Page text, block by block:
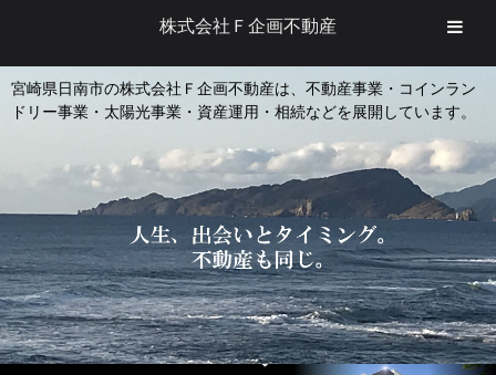
宮崎県日南市の株式会社Ｆ企画不動産は、不動産事業・コインラン
ドリー事業・太陽光事業・資産運用・相続などを展開しています。
株式会社Ｆ企画不動産